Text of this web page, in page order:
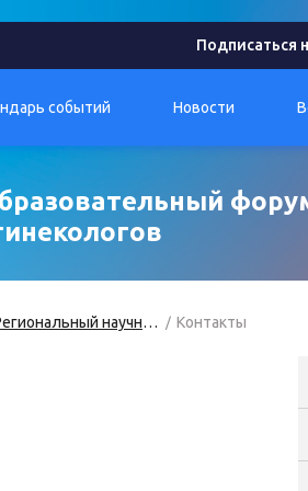
Подписаться
событий Новости
Мать и Дитя 2019. XII Региональный научно-образовательный форум Контакты